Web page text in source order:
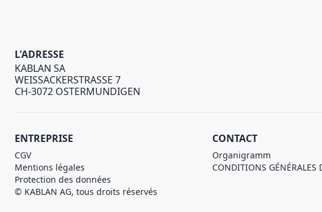
L'ADRESSE
KABLAN SA
WEISSACKERSTRASSE 7
CH-3072 OSTERMUNDIGEN
ENTREPRISE
CGV
Mentions légales
Protection des données
© KABLAN AG, tous droits réservés
CONTACT
Organigramm
CONDITIONS GÉNÉRALES